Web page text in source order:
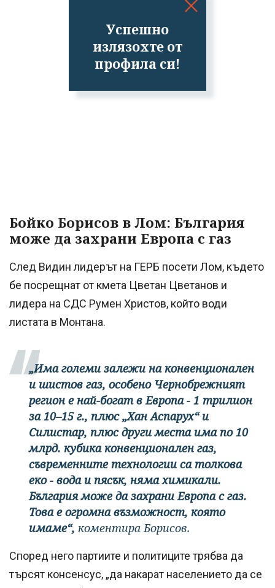
Успешно
излязохте от
профила си!
Бойко Борисов в Лом: България
може да захрани Европа с газ
След Видин лидерът на ГЕРБ посети Лом, където
бе посрещнат от кмета Цветан Цветанов и
лидера на СДС Румен Христов, който води
листата в Монтана.
„Има големи залежи на конвенционален
и шистов газ, особено Чернобрежният
регион е най-богат в Европа - 1 трилион
за 10–15 г., плюс „Хан Аспарух“ и
Силистар, плюс други места има по 10
млрд. кубика конвенционален газ,
съвременните технологии са толкова
еко - вода и пясък, няма химикали.
България може да захрани Европа с газ.
Това е огромна възможност, която
имаме“, коментира Борисов.
Според него партиите и политиците трябва да
търсят консенсус, „да накарат населението да се